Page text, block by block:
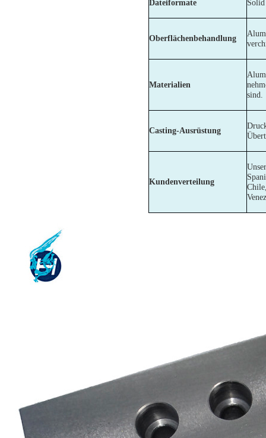
Dateiformate
Oberflächenbehandlung
Materialien
sind.
Casting-Ausrüstung
Kundenverteilung